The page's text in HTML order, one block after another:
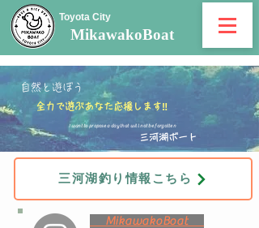
Toyota City
​MikawakoBoat
三河湖釣り情報こちら
MikawakoBoat
​自然と遊ぼう
全力で遊ぶあなた応援します‼
I want to propose a day that will not be forgotten
三河湖ボート